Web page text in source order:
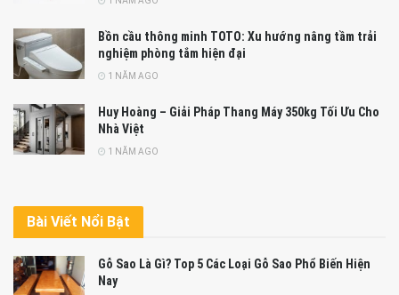
Bồn cầu thông minh TOTO: Xu hướng nâng tầm trải
nghiệm phòng tắm hiện đại
1 NĂM AGO
Huy Hoàng – Giải Pháp Thang Máy 350kg Tối Ưu Cho
Nhà Việt
1 NĂM AGO
Bài Viết Nổi Bật
Gỗ Sao Là Gì? Top 5 Các Loại Gỗ Sao Phổ Biến Hiện
Nay